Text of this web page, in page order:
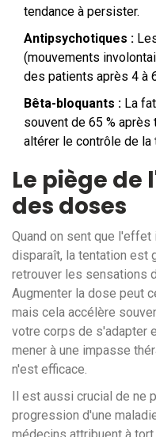
tendance à persister.
Antipsychotiques :
(mouvements
des patients après 4 à
Bêta-bloquants : La
souvent de 65 %
altérer le contrôle de la
Le piège
des doses
Quand on sent que
disparaît, la tentation est
retrouver les sensations
Augmenter la dose peut
mais cela accélère
votre corps de s'adapter
mener à une impasse
n'est efficace.
Il est aussi crucial de ne
progression d'une